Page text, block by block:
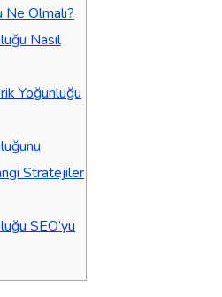
Ne Olmalı?
Nasıl
Yoğunluğu
Stratejiler
SEO’yu